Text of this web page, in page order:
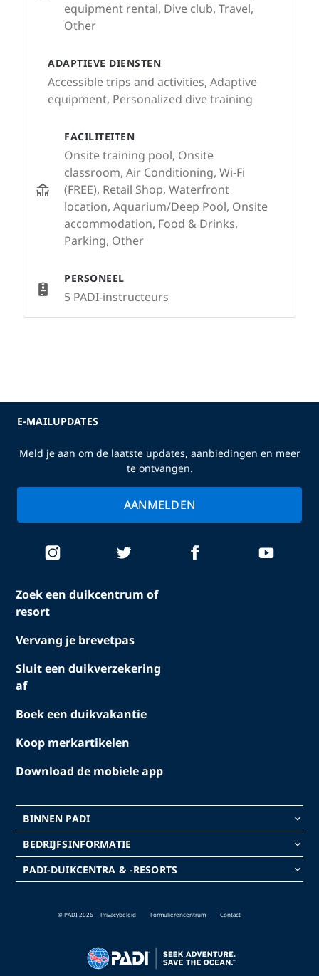
equipment rental, Dive club, Travel,
Other
ADAPTIEVE DIENSTEN
Accessible trips and activities, Adaptive
equipment, Personalized dive training
FACILITEITEN
Onsite training pool, Onsite
classroom, Air Conditioning, Wi-Fi
(FREE), Retail Shop, Waterfront
location, Aquarium/Deep Pool, Onsite
accommodation, Food & Drinks,
Parking, Other
PERSONEEL
5 PADI-instructeurs
Zoek een duikcentrum of
resort
Vervang je brevetpas
Sluit een duikverzekering
af
Boek een duikvakantie
Koop merkartikelen
Download de mobiele app
BINNEN PADI keyboard_arrow_down
BEDRIJFSINFORMATIE keyboard_arrow_down
PADI-DUIKCENTRA & -RESORTS keyboard_arrow_down
E-MAILUPDATES
Meld je aan om de laatste updates, aanbiedingen en meer
te ontvangen.
AANMELDEN
© PADI 2026 Privacybeleid Formulierencentrum Contact